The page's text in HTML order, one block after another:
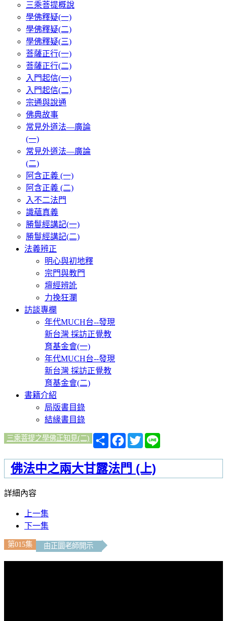
三乘菩提概說
學佛釋疑(一)
學佛釋疑(二)
學佛釋疑(三)
菩薩正行(一)
菩薩正行(二)
入門起信(一)
入門起信(二)
宗通與說通
佛典故事
常見外道法—廣論
(一)
常見外道法—廣論
(二)
阿含正義 (一)
阿含正義 (二)
入不二法門
識蘊真義
勝鬘經講記(一)
勝鬘經講記(二)
法義辨正
明心與初地釋
宗門與教門
壇經辨訛
力挽狂瀾
訪談專欄
年代MUCH台--發現
新台灣 採訪正覺教
育基金會(一)
年代MUCH台--發現
新台灣 採訪正覺教
育基金會(二)
書籍介紹
局版書目錄
結緣書目錄
三乘菩提之學佛正知見(二)
分
享
Facebook
Twitter
佛法中之兩大甘露法門 (上)
詳細內容
上一集
下一集
第015集 由正圜老師開示